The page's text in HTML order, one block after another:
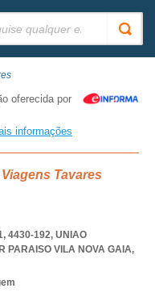
oferecida por
informações
Tavares
4430-192, UNIAO
PARAISO VILA NOVA GAIA,